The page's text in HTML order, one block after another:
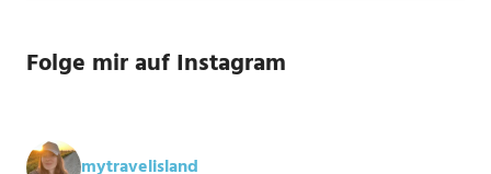
Folge mir auf Instagram
mytravelisland